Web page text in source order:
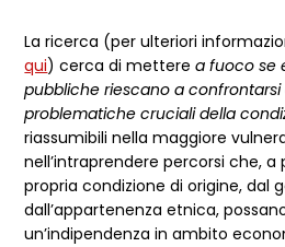
La ricerca (per ulteriori
qui) cerca di metterea fuoco se
pubbliche riescano a confrontarsi
problematiche cruciali della
riassumibili nella maggiore
nell’intraprendere percorsi che, a
propria condizione di origine, dal
dall’appartenenza etnica,
un’indipendenza in ambito